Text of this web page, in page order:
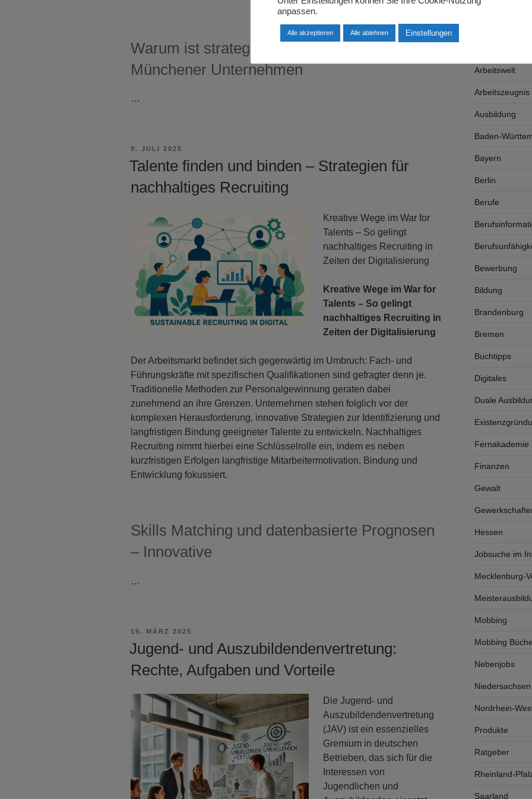
Warum ist strategische Büroeinrichtung für
Münchener Unternehmen
…
VERÖFFENTLICHT
9. JULI 2025
Talente finden und binden – Strategien für
nachhaltiges Recruiting
Kreative Wege im War for
Talents – So gelingt
nachhaltiges Recruiting in
Zeiten der Digitalisierung
Kreative Wege im War for
Talents – So gelingt
nachhaltiges Recruiting in
Zeiten der Digitalisierung
Der Arbeitsmarkt befindet sich gegenwärtig im Umbruch: Fach- und
Führungskräfte mit spezifischen Qualifikationen sind gefragter denn je.
Traditionelle Methoden zur Personalgewinnung geraten dabei
zunehmend an ihre Grenzen. Unternehmen stehen folglich vor der
komplexen Herausforderung, innovative Strategien zur Identifizierung und
langfristigen Bindung geeigneter Talente zu entwickeln. Nachhaltiges
Recruiting nimmt hierbei eine Schlüsselrolle ein, indem es neben
kurzfristigen Erfolgen langfristige Mitarbeitermotivation, Bindung und
Entwicklung fokussiert.
Skills Matching und datenbasierte Prognosen
– Innovative
…
VERÖFFENTLICHT
19. MÄRZ 2025
Jugend- und Auszubildendenvertretung:
Rechte, Aufgaben und Vorteile
Die Jugend- und
Auszubildendenvertretung
(JAV) ist ein essenzielles
Gremium in deutschen
Betrieben, das sich für die
Interessen von
Jugendlichen und
Arbeitgeber
Arbeitswelt
Arbeitszeugnis
Ausbildung
Baden-
Bayern
Berlin
Berufe
Bewerbung
Bildung
Brandenburg
Bremen
Buchtipps
Digitales
Duale
Fernakademie
Finanzen
Gewalt
Hessen
Jobsuche im
Mecklenburg-
Mobbing
Mobbing
Nebenjobs
Niedersachsen
Nordrhein-
Produkte
Ratgeber
Rheinland-
Saarland
anpassen.
Alle akzeptieren Alle ablehnen Einstellungen